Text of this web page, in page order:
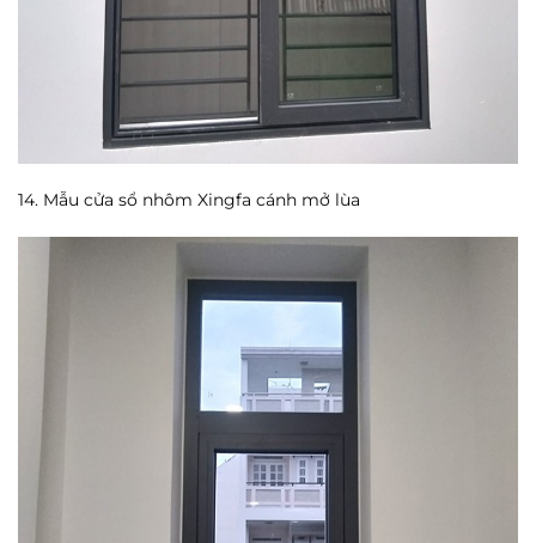
14. Mẫu cửa sổ nhôm Xingfa cánh mở lùa